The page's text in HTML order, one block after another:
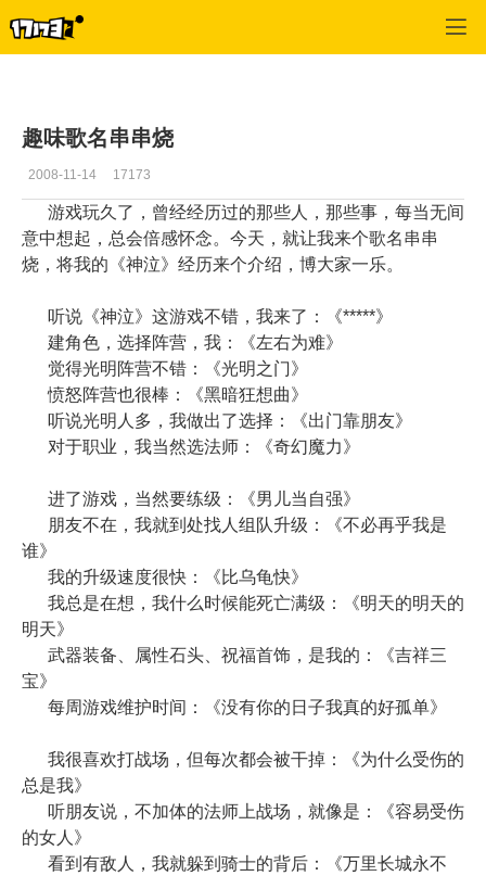
趣味歌名串串烧
2008-11-14 17173
游戏玩久了，曾经经历过的那些人，那些事，每当无间
意中想起，总会倍感怀念。今天，就让我来个歌名串串
烧，将我的《神泣》经历来个介绍，博大家一乐。
听说《神泣》这游戏不错，我来了：《*****》
建角色，选择阵营，我：《左右为难》
觉得光明阵营不错：《光明之门》
愤怒阵营也很棒：《黑暗狂想曲》
听说光明人多，我做出了选择：《出门靠朋友》
对于职业，我当然选法师：《奇幻魔力》
进了游戏，当然要练级：《男儿当自强》
朋友不在，我就到处找人组队升级：《不必再乎我是
谁》
我的升级速度很快：《比乌龟快》
我总是在想，我什么时候能死亡满级：《明天的明天的
明天》
武器装备、属性石头、祝福首饰，是我的：《吉祥三
宝》
每周游戏维护时间：《没有你的日子我真的好孤单》
我很喜欢打战场，但每次都会被干掉：《为什么受伤的
总是我》
听朋友说，不加体的法师上战场，就像是：《容易受伤
的女人》
看到有敌人，我就躲到骑士的背后：《万里长城永不